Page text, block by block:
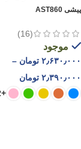
پیشی AST860
(16)
موجود
۲٫۶۳۰٫۰۰۰ تومان –
۲٫۳۹۰٫۰۰۰ تومان
+2